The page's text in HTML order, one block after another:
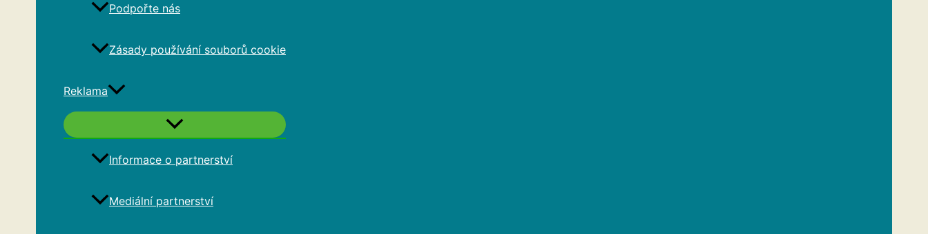
Podpořte nás
Zásady používání souborů cookie
Reklama
Informace o partnerství
Mediální partnerství